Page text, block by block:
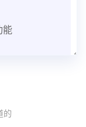
能
他被控端手
的